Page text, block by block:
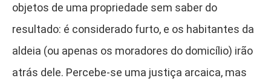
objetos de uma propriedade sem saber do
resultado: é considerado furto, e os habitantes da
aldeia (ou apenas os moradores do domicílio) irão
atrás dele. Percebe-se uma justiça arcaica, mas